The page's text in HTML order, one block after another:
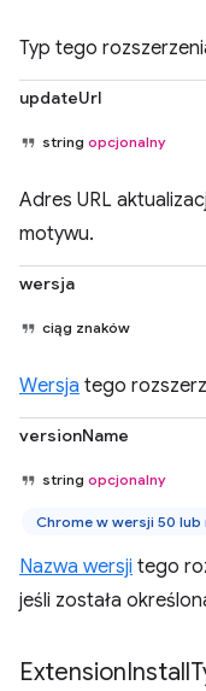
Typ tego
updateUrl
string opcjonalny
Adres URL
motywu.
wersja
ciąg znaków
Wersja tego
versionName
string opcjonalny
Chrome w wersji 50 lub
Nazwa wersji tego
jeśli została
ExtensionInstall